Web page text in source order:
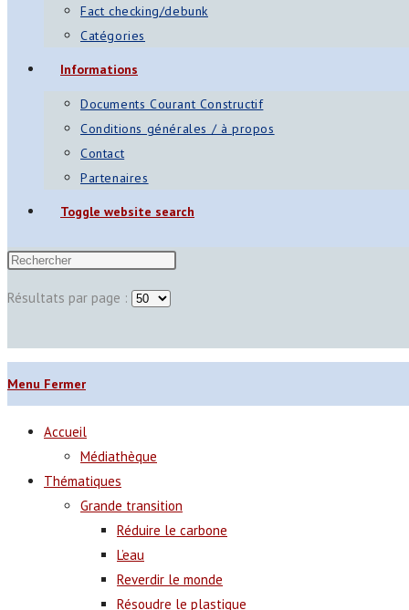
Fact checking/debunk
Catégories
Informations
Documents Courant Constructif
Conditions générales / à propos
Contact
Partenaires
Toggle website search
Résultats par page :
Menu Fermer
Accueil
Médiathèque
Thématiques
Grande transition
Réduire le carbone
L’eau
Reverdir le monde
Résoudre le plastique